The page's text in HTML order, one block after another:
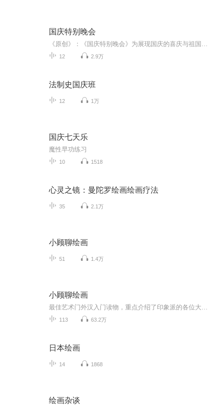
国庆特别晚会
12 2.9万
法制史国庆班
12 1万
国庆七天乐
魔性早功练习
10 1518
心灵之镜：曼陀罗绘画绘画疗法
35 2.1万
小顾聊绘画
51 1.4万
小顾聊绘画
113 63.2万
日本绘画
14 1868
绘画杂谈